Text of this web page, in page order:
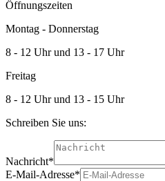
Öffnungszeiten
Montag - Donnerstag
8 - 12 Uhr und 13 - 17 Uhr
Freitag
8 - 12 Uhr und 13 - 15 Uhr
Schreiben Sie uns:
Nachricht*
E-Mail-Adresse*